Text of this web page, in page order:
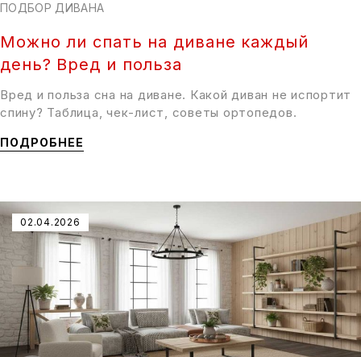
ПОДБОР ДИВАНА
Можно ли спать на диване каждый
день? Вред и польза
Вред и польза сна на диване. Какой диван не испортит
спину? Таблица, чек-лист, советы ортопедов.
ПОДРОБНЕЕ
02.04.2026